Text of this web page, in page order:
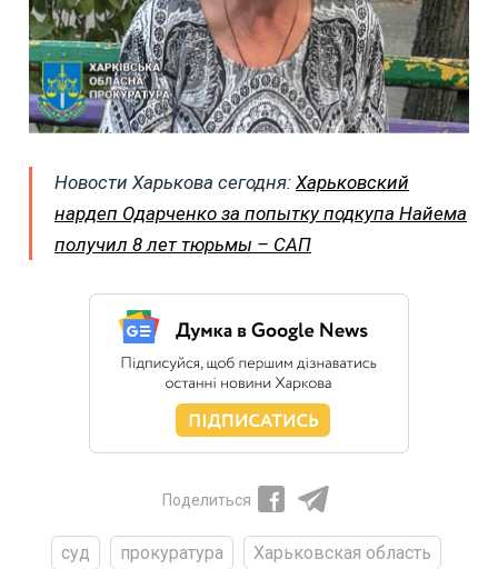
Новости Харькова сегодня: Харьковский
нардеп Одарченко за попытку подкупа Найема
получил 8 лет тюрьмы – САП
Поделиться
суд прокуратура
Харьковская область